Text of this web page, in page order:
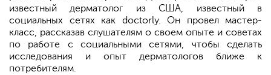
известный дерматолог из США, известный в
социальных сетях как doctorly. Он провел мастер-
класс, рассказав слушателям о своем опыте и советах
по работе с социальными сетями, чтобы сделать
исследования и опыт дерматологов ближе к
потребителям.